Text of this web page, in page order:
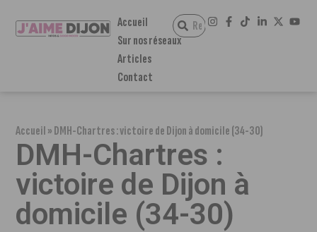
Accueil
Sur nos réseaux
Articles
Contact
Accueil»DMH-Chartres : victoire de Dijon à domicile (34-30)
DMH-Chartres :
victoire de Dijon à
domicile (34-30)